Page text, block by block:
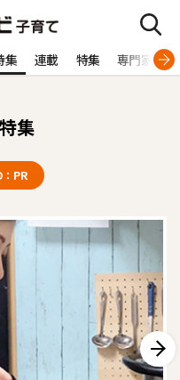
集 連載 特集 専門家
集
PR
次へ